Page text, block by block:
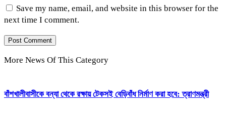
Save my name, email, and website in this browser for the
next time I comment.
More News Of This Category
বাঁশখালীবাসীকে বন্যা থেকে রক্ষায় টেকসই বেড়িবাঁধ নির্মাণ করা হবে: ত্রাণমন্ত্রী